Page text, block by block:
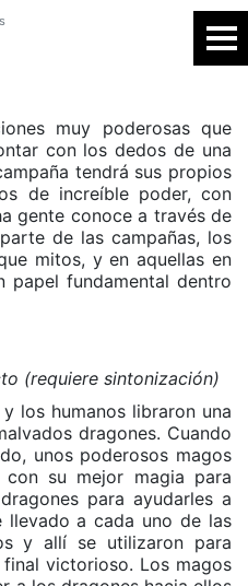
muy poderosas que
con los dedos de una
tendrá sus propios
de increíble poder, con
gente conoce a través de
de las campañas, los
mitos, y en aquellas en
papel fundamental dentro
(requiere sintonización)
los humanos libraron una
dragones. Cuando
unos poderosos magos
su mejor magia para
para ayudarles a
llevado a cada uno de las
y allí se utilizaron para
victorioso. Los magos